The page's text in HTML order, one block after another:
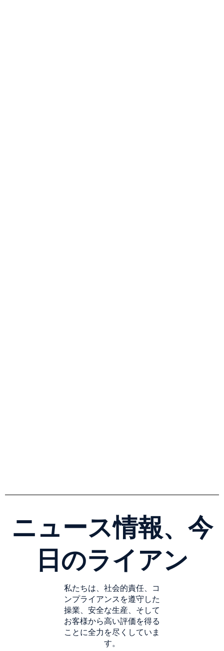
ニュース情報、今
日のライアン
私たちは、社会的責任、コ
ンプライアンスを遵守した
操業、安全な生産、そして
お客様から高い評価を得る
ことに全力を尽くしていま
す。